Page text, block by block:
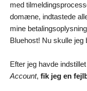
med
domæne, indtastede
mine
Bluehost! Nu skulle jeg
Efter jeg havde
Account, fik jeg en